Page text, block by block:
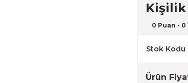
Kişilik
0 Puan - 0
Stok Kodu
Ürün